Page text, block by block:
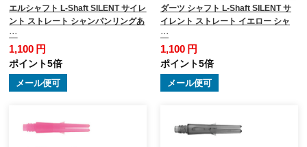
エルシャフト L-Shaft SILENT サイレ
ント ストレート シャンパンリングあ
…
1,100 円
ポイント5倍
メール便可
ダーツ シャフト L-Shaft SILENT サ
イレント ストレート イエロー シャ
…
1,100 円
ポイント5倍
メール便可